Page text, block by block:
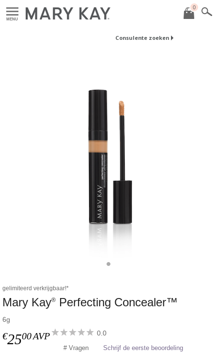
MENU
0
Consulente zoeken
gelimiteerd verkrijgbaar!*
Mary Kay® Perfecting Concealer™
6g
€2500AVP 0.0
# Vragen Schrijf de eerste beoordeling